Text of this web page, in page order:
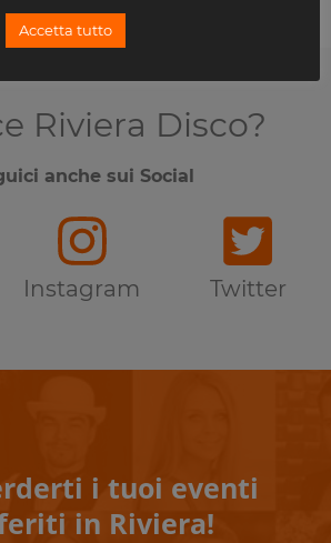
Riviera Disco?
anche sui Social
Instagram Twitter
i tuoi eventi
in Riviera!
Accetta tutto